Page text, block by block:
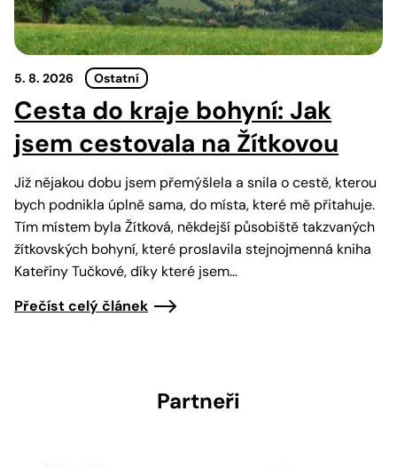
5. 8. 2026 Ostatní
Cesta do kraje bohyní: Jak
jsem cestovala na Žítkovou
Již nějakou dobu jsem přemýšlela a snila o cestě, kterou
bych podnikla úplně sama, do místa, které mě přitahuje.
Tím místem byla Žítková, někdejší působiště takzvaných
žítkovských bohyní, které proslavila stejnojmenná kniha
Kateřiny Tučkové, díky které jsem…
Přečíst celý článek
Partneři